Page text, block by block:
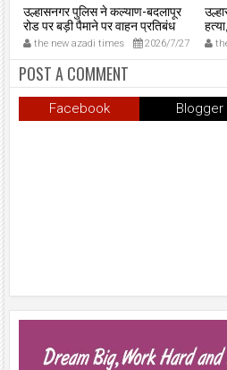
उल्हासनगर पुलिस ने कल्याण-बदलापूर
रोड पर बड़ी पैमाने पर वाहन प्रतिबंध
अभियान चलाया।
the new azadi times 2026/7/27
POST A COMMENT
Facebook Blogger